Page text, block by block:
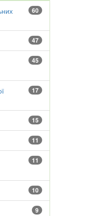
60
47
45
17
15
11
11
10
9